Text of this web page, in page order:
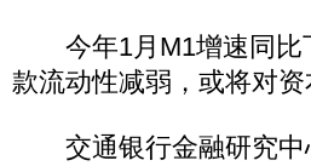
今年1月M1增速同比
款流动性减弱，或将对
交通银行金融研究中